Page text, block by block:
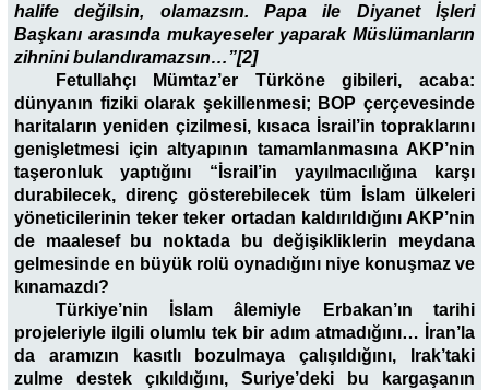
halife değilsin, olamazsın. Papa ile Diyanet İşleri
Başkanı arasında mukayeseler yaparak Müslümanların
zihnini bulandıramazsın…”[2]
Fetullahçı Mümtaz’er Türköne gibileri, acaba:
dünyanın fiziki olarak şekillenmesi; BOP çerçevesinde
haritaların yeniden çizilmesi, kısaca İsrail’in topraklarını
genişletmesi için altyapının tamamlanmasına AKP’nin
taşeronluk yaptığını “İsrail’in yayılmacılığına karşı
durabilecek, direnç gösterebilecek tüm İslam ülkeleri
yöneticilerinin teker teker ortadan kaldırıldığını AKP’nin
de maalesef bu noktada bu değişikliklerin meydana
gelmesinde en büyük rolü oynadığını niye konuşmaz ve
kınamazdı?
Türkiye’nin İslam âlemiyle Erbakan’ın tarihi
projeleriyle ilgili olumlu tek bir adım atmadığını… İran’la
da aramızın kasıtlı bozulmaya çalışıldığını, Irak’taki
zulme destek çıkıldığını, Suriye’deki bu kargaşanın